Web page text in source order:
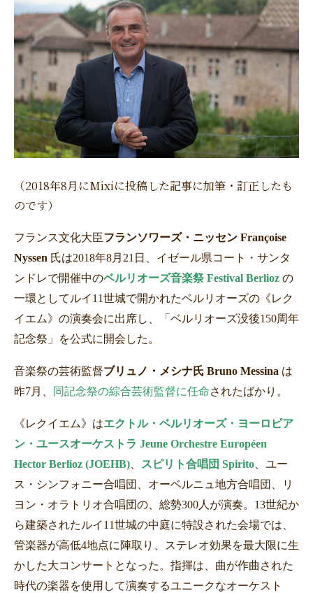
（2018年8月にMixiに投稿した記事に加筆・訂正したも
のです）
フランス文化大臣フランソワーズ・ニッセン Françoise
Nyssen 氏は2018年8月 21 日、イゼール県コート・サンタ
ンドレで開催中のベルリオーズ音楽祭 Festival Berlioz の
一環としてルイ 11世城で開かれたベルリオーズの《レク
イエム》の演奏会に出席し、「ベルリオーズ没後150周年
記念祭」を公式に開会した。
音楽祭の芸術監督ブリュノ・メシナ氏 Bruno Messina は
昨7月、 同記念祭の綜合芸術監督に任命されたばかり。
《レクイエム》はエクトル・ベルリオーズ・ヨーロピア
ン・ユースオーケストラ Jeune Orchestre Européen
Hector Berlioz (JOEHB)
スピリト合唱団 Spirito 、ユー
ス・シンフォニー合唱団、オーベルニュ地方合唱団、リ
ヨン・オラトリオ合唱団の、総勢300人が演奏。 13世紀か
ら建築されたルイ 11世城の中庭に特設された会場では、
管楽器が高低4地点に陣取り、ステレオ効果を最大限に生
かした大コンサートとなった。指揮は、曲が作曲された
時代の楽器を使用して演奏するユニークなオーケスト